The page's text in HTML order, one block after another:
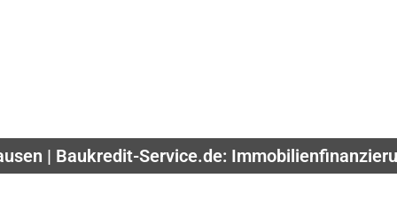
| Baukredit-Service.de: